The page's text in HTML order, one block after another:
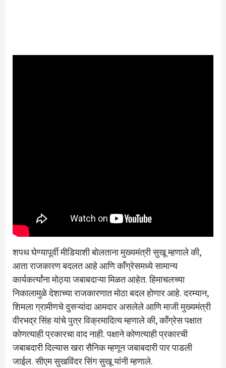
शपथ घेण्यापूर्वी मीडियाशी बोलताना मुख्यमंत्री सुखू म्हणाले की,
आता राजकारण बदलत आहे आणि काँग्रेसमध्ये सामान्य
कार्यकर्त्यांना मोठ्या जबाबदाऱ्या मिळत आहेत. हिमाचलच्या
निकालामुळे देशाच्या राजकारणात मोठा बदल होणार आहे. दरम्यान,
शिमला ग्रामीणचे दुसऱ्यांदा आमदार असलेले आणि माजी मुख्यमंत्री
वीरभद्र सिंह यांचे पुत्र विक्रमादित्य म्हणाले की, काँग्रेस पक्षात
कोणत्याही प्रकारचा वाद नाही. पक्षाने कोणत्याही प्रकारची
जबाबदारी दिल्यास खरा सैनिक म्हणून जबाबदारी पार पाडली
जाईल. सीएम सुखविंदर सिंग सुखू यांनी म्हणाले.